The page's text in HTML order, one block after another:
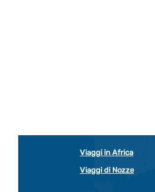
Viaggi in Africa
Viaggi di Nozze